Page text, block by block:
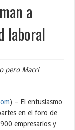
a
laboral
pero Macri
) – El entusiasmo
en el foro de
empresarios y